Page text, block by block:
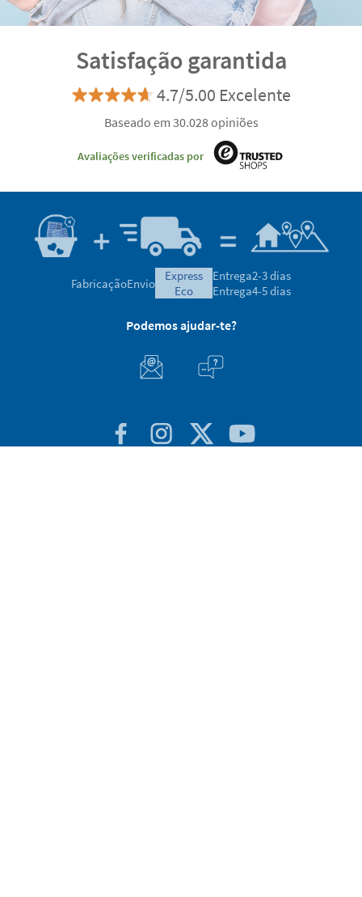
Satisfação garantida
4.7/5.00 Excelente
Baseado em 30.028 opiniões
Avaliações verificadas por
FabricaçãoEnvio
express
eco
Entrega2-3 dias
Entrega4-5 dias
Podemos ajudar-te?